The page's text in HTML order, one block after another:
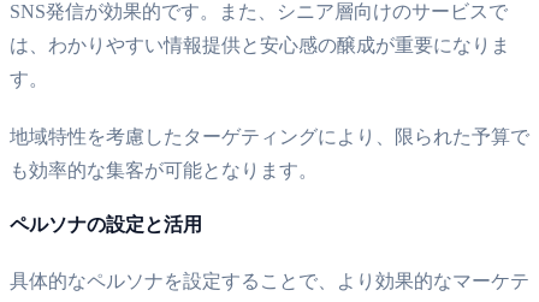
SNS発信が効果的です。また、シニア層向けのサービスで
は、わかりやすい情報提供と安心感の醸成が重要になりま
す。
地域特性を考慮したターゲティングにより、限られた予算で
も効率的な集客が可能となります。
ペルソナの設定と活用
具体的なペルソナを設定することで、より効果的なマーケテ